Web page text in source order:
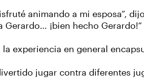
animando a mi esposa”,
Gerardo… ¡bien hecho Gerardo!”
la experiencia en general
jugar contra diferentes